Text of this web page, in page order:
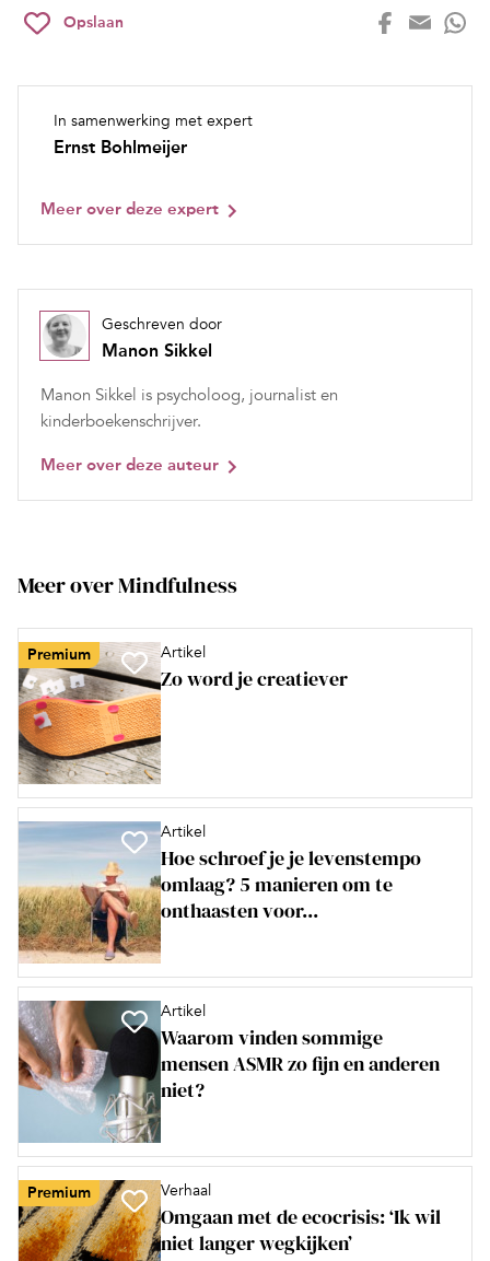
Opslaan
In samenwerking met expert
Ernst Bohlmeijer
Meer over deze expert
Geschreven door
Manon Sikkel
Manon Sikkel is psycholoog, journalist en
kinderboekenschrijver.
Meer over deze auteur
Meer over Mindfulness
Premium Artikel
Zo word je creatiever
Artikel
Hoe schroef je je levenstempo
omlaag? 5 manieren om te
onthaasten voor...
Artikel
Waarom vinden sommige
mensen ASMR zo fijn en anderen
niet?
Premium Verhaal
Omgaan met de ecocrisis: ‘Ik wil
niet langer wegkijken’